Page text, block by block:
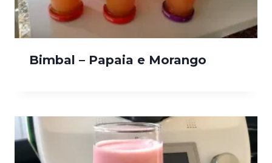
Bimbal – Papaia e Morango